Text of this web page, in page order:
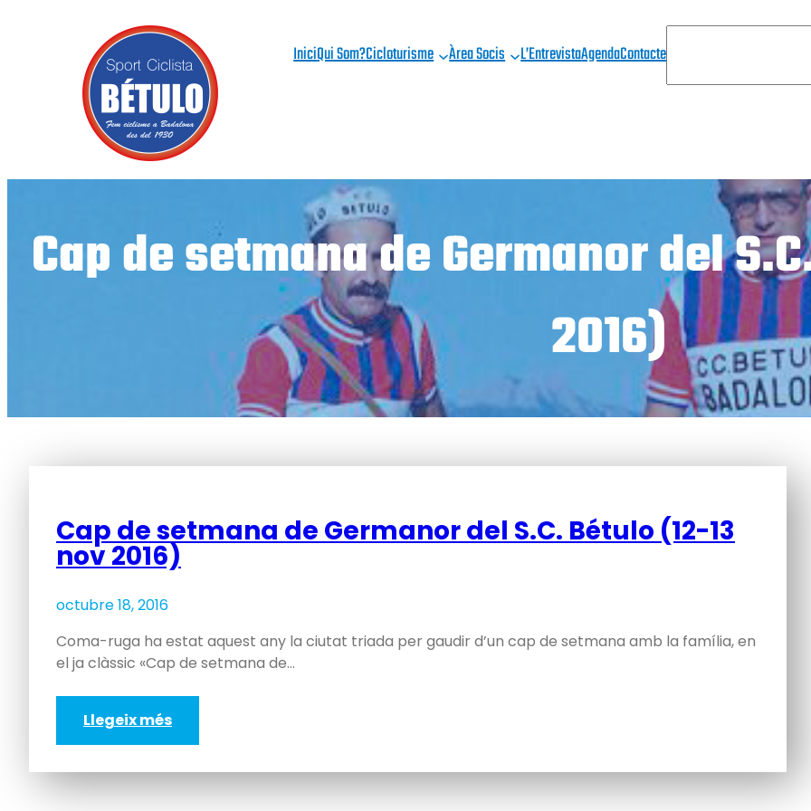
IniciQui Som?Cicloturisme Àrea Socis L’EntrevistaAgendaContacteE
R
Cap de setmana de Germanor del
2016)
Cap de setmana de Germanor del S.C. Bétulo (12-13
nov 2016)
octubre 18, 2016
Coma-ruga ha estat aquest any la ciutat triada per gaudir d’un cap de setmana amb la família, en
el ja clàssic «Cap de setmana de…
Llegeix més